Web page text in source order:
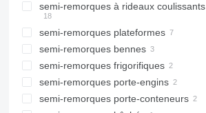
semi-remorques à rideaux coulissants
semi-remorques plateformes
semi-remorques bennes
semi-remorques frigorifiques
semi-remorques porte-engins
semi-remorques porte-conteneurs